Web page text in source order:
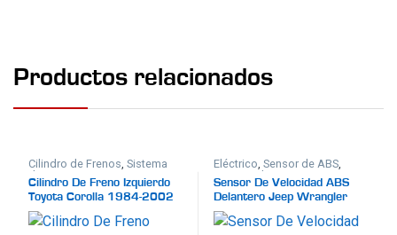
Productos relacionados
Cilindro de Frenos,Sistema
de Frenos
Cilindro De Freno Izquierdo
Toyota Corolla 1984-2002
Eléctrico,Sensor de ABS,
Sistema de Frenos
Sensor De Velocidad ABS
Delantero Jeep Wrangler
2008-2017